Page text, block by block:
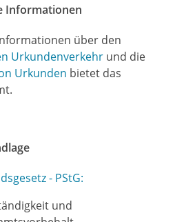
Informationen
über den
Urkundenverkehr und die
Urkunden bietet das
- PStG:
und